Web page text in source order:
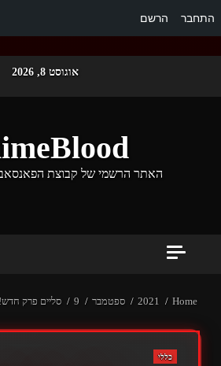
התחבר הרשם
אוגוסט 8, 2026
האתר הרשמי של קבוצת
Home
2021 ספטמבר 9 סליים פרק
כללי